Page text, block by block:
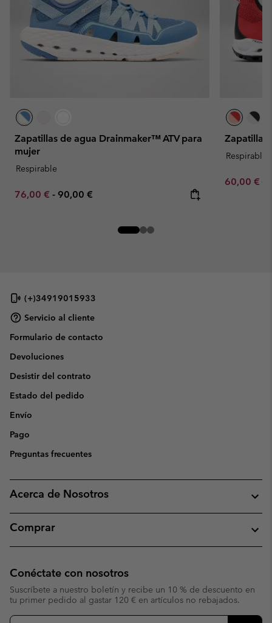
Zapatillas de agua Drainmaker™ ATV para
mujer
Respirable
Minimum sale price:
76,00 € - Maximum price:
90,00 €
Zapatillas
Respirable
Sale price:
60,00 €
(+)34919015933
Servicio al cliente
Formulario de contacto
Devoluciones
Desistir del contrato
Estado del pedido
Envío
Pago
Preguntas frecuentes
Acerca de Nosotros
Comprar
Conéctate con nosotros
Suscríbete a nuestro boletín y recibe un 10 % de descuento en
tu primer pedido al gastar 120 € en artículos no rebajados.